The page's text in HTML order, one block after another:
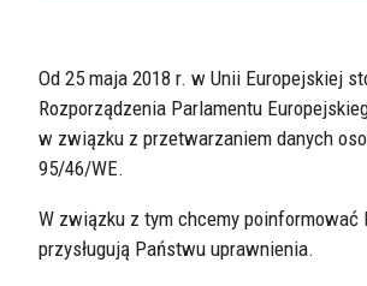
Od 25 maja 2018 r. w Unii Europejskiej
Rozporządzenia Parlamentu
w związku z przetwarzaniem danych
95/46/WE.
W związku z tym chcemy
przysługują Państwu uprawnienia.